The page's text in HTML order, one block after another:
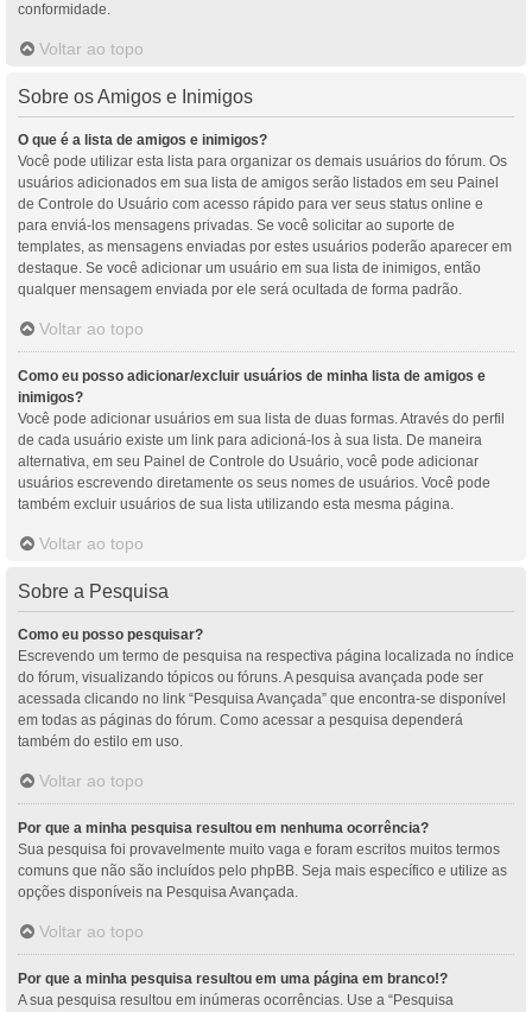
conformidade.
Voltar ao topo
Sobre os Amigos e Inimigos
O que é a lista de amigos e inimigos?
Você pode utilizar esta lista para organizar os demais usuários do fórum. Os
usuários adicionados em sua lista de amigos serão listados em seu Painel
de Controle do Usuário com acesso rápido para ver seus status online e
para enviá-los mensagens privadas. Se você solicitar ao suporte de
templates, as mensagens enviadas por estes usuários poderão aparecer em
destaque. Se você adicionar um usuário em sua lista de inimigos, então
qualquer mensagem enviada por ele será ocultada de forma padrão.
Voltar ao topo
Como eu posso adicionar/excluir usuários de minha lista de amigos e
inimigos?
Você pode adicionar usuários em sua lista de duas formas. Através do perfil
de cada usuário existe um link para adicioná-los à sua lista. De maneira
alternativa, em seu Painel de Controle do Usuário, você pode adicionar
usuários escrevendo diretamente os seus nomes de usuários. Você pode
também excluir usuários de sua lista utilizando esta mesma página.
Voltar ao topo
Sobre a Pesquisa
Como eu posso pesquisar?
Escrevendo um termo de pesquisa na respectiva página localizada no índice
do fórum, visualizando tópicos ou fóruns. A pesquisa avançada pode ser
acessada clicando no link “Pesquisa Avançada” que encontra-se disponível
em todas as páginas do fórum. Como acessar a pesquisa dependerá
também do estilo em uso.
Voltar ao topo
Por que a minha pesquisa resultou em nenhuma ocorrência?
Sua pesquisa foi provavelmente muito vaga e foram escritos muitos termos
comuns que não são incluídos pelo phpBB. Seja mais específico e utilize as
opções disponíveis na Pesquisa Avançada.
Voltar ao topo
Por que a minha pesquisa resultou em uma página em branco!?
A sua pesquisa resultou em inúmeras ocorrências. Use a “Pesquisa